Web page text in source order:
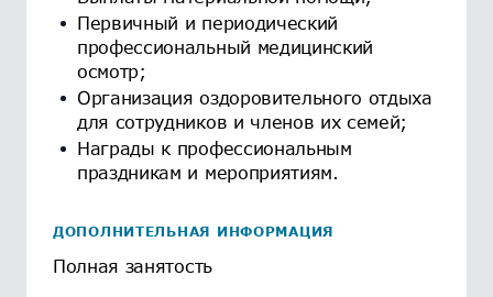
Первичный и периодический
профессиональный медицинский
осмотр;
Организация оздоровительного отдыха
для сотрудников и членов их семей;
Награды к профессиональным
праздникам и мероприятиям.
ДОПОЛНИТЕЛЬНАЯ ИНФОРМАЦИЯ
Полная занятость